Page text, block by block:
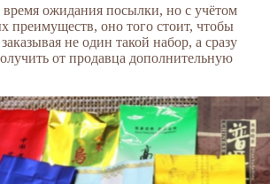
время ожидания посылки, но с учётом
преимуществ, оно того стоит, чтобы
не один такой набор, а сразу
от продавца дополнительную